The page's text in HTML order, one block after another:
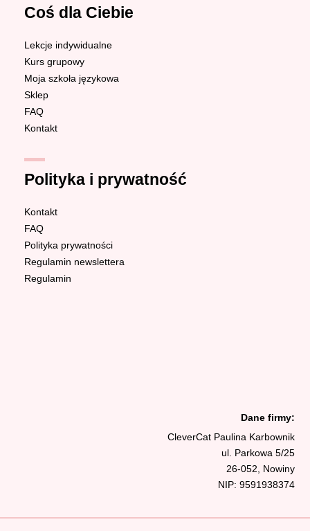
Coś dla Ciebie
Lekcje indywidualne
Kurs grupowy
Moja szkoła językowa
Sklep
FAQ
Kontakt
Polityka i prywatność
Kontakt
FAQ
Polityka prywatności
Regulamin newslettera
Regulamin
Dane firmy:
CleverCat Paulina Karbownik
ul. Parkowa 5/25
26-052, Nowiny
NIP: 9591938374